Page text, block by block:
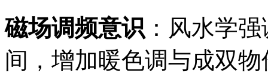
磁场调频意识 ：风水学
间，增加暖色调与成双